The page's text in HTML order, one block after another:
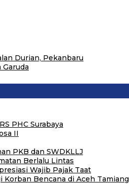
Durian, Pekanbaru
PHC Surabaya
II
PKB dan SWDKLLJ
Berlalu Lintas
Wajib Pajak Taat
Bencana di Aceh Tamiang